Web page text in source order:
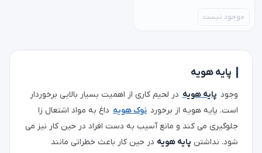
موجود نیست
پایه هویه
وجود پایه هویه در لحیم کاری از اهمیت بسیار بالایی برخوردار
است. پایه هویه از برخورد نوک هویه داغ به مواد اشتعال زا
جلوگیری می کند و مانع آسیب به دست افراد در حین کار نیز می
شود. نداشتن پایه هویه در حین کار باعث خطراتی مانند